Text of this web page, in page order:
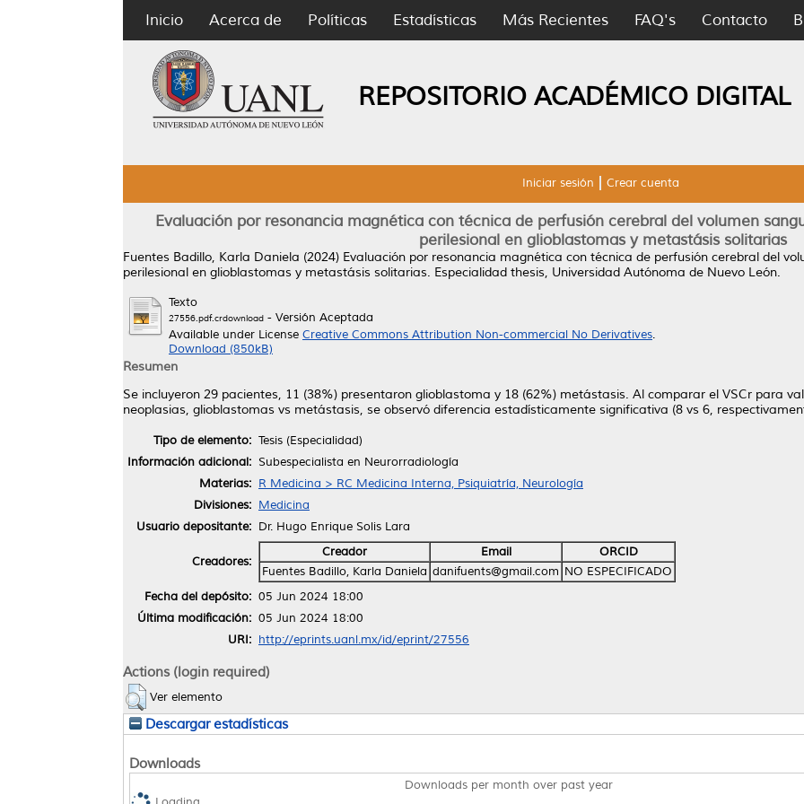
Inicio Acerca de Políticas Estadísticas Más Recientes FAQ's Contacto
REPOSITORIO ACADÉMICO DIGITAL
Iniciar sesión Crear cuenta
Evaluación por resonancia magnética con técnica de perfusión cerebral del volumen
perilesional en glioblastomas y metastásis solitarias
Fuentes Badillo, Karla Daniela (2024) Evaluación por resonancia magnética con técnica de perfusión cerebral del
perilesional en glioblastomas y metastásis solitarias. Especialidad thesis, Universidad Autónoma de Nuevo León.
Texto
27556.pdf.crdownload - Versión Aceptada
Available under License Creative Commons Attribution Non-commercial No Derivatives.
Download (850kB)
Resumen
Se incluyeron 29 pacientes, 11 (38%) presentaron glioblastoma y 18 (62%) metástasis. Al comparar el VSCr para
neoplasias, glioblastomas vs metástasis, se observó diferencia estadísticamente significativa (8 vs 6,
Tipo de elemento: Tesis (Especialidad)
Información adicional: Subespecialista en Neurorradiología
Materias: R Medicina > RC Medicina Interna, Psiquiatría, Neurología
Divisiones: Medicina
Usuario depositante: Dr. Hugo Enrique Solis Lara
Creadores:
Creador Email
ORCID
Fuentes Badillo, Karla Daniela danifuents@gmail.com NO ESPECIFICADO
Fecha del depósito: 05 Jun 2024 18:00
Última modificación: 05 Jun 2024 18:00
URI: http://eprints.uanl.mx/id/eprint/27556
Actions (login required)
Ver elemento
Descargar estadísticas
Downloads
Downloads per month over past year